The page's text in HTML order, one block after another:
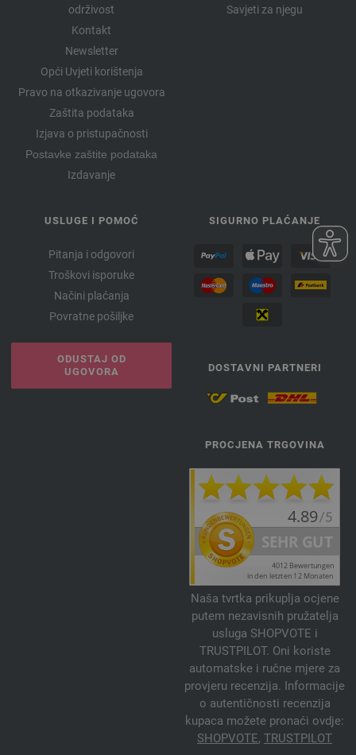
održivost
Kontakt
Newsletter
Opći Uvjeti korištenja
Pravo na otkazivanje ugovora
Zaštita podataka
Izjava o pristupačnosti
Postavke zaštite podataka
Izdavanje
Savjeti za njegu
USLUGE I POMOĆ
Pitanja i odgovori
Troškovi isporuke
Načini plaćanja
Povratne pošiljke
ODUSTAJ OD
UGOVORA
SIGURNO PLAĆANJE
DOSTAVNI PARTNERI
PROCJENA TRGOVINA
Naša tvrtka prikuplja ocjene
putem nezavisnih pružatelja
usluga SHOPVOTE i
TRUSTPILOT. Oni koriste
automatske i ručne mjere za
provjeru recenzija. Informacije
o autentičnosti recenzija
kupaca možete pronaći ovdje:
SHOPVOTE, TRUSTPILOT